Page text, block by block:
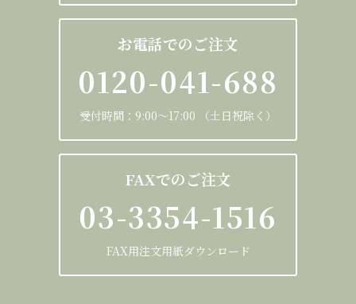
お電話でのご注文
0120-041-688
受付時間：9:00～17:00 （土日祝除く）
FAXでのご注文
03-3354-1516
FAX用注文用紙ダウンロード